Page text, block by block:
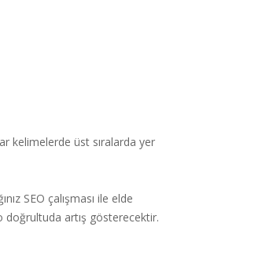
kelimelerde üst sıralarda yer
SEO çalışması ile elde
doğrultuda artış gösterecektir.